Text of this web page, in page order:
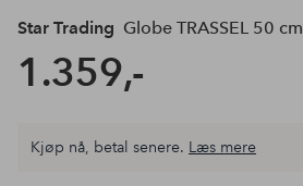
Star Trading Globe TRASSEL 50 cm
1.359,-
Læg i
Kjøp nå, betal senere. Læs mere